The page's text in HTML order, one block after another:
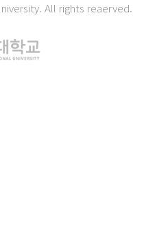
All rights reaerved.